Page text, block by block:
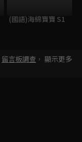
(國語)海綿寶寶 S1
留言板調查 ， 顯示更多